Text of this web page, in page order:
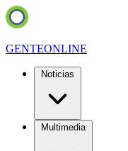
GENTEONLINE
Noticias
Multimedia